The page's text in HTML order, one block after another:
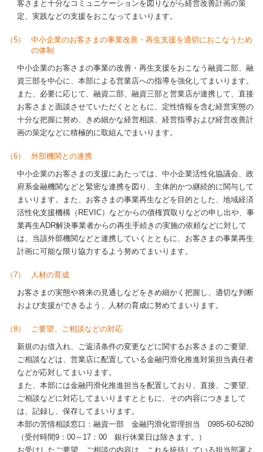
客さまと十分なコミュニケーションを図りながら経営改善計画の策
定、実践などの支援をおこなってまいります。
（5）
中小企業のお客さまの事業改善・再生支援を適切におこなうため
の体制
中小企業のお客さまの事業の改善・再生支援をおこなう融資二部、融
資三部を中心に、本部による営業店への指導を強化してまいります。
また、必要に応じて、融資二部、融資三部と営業店が連携して、直接
お客さまと面談させていただくとともに、定性情報を含む経営実態の
十分な把握に努め、きめ細かな経営相談、経営指導および経営改善計
画の策定などに積極的に取組んでまいります。
（6） 外部機関との連携
中小企業のお客さまの支援にあたっては、中小企業活性化協議会、政
府系金融機関などと緊密な連携を図り、主体的かつ継続的に関与して
まいります。また、お客さまの事業再生などを目的とした、地域経済
活性化支援機構（REVIC）などからの債権買取りなどの申し出や、事
業再生ADR解決事業者からの再生手続きの実施の依頼などに対して
は、当該外部機関などと連携していくとともに、お客さまの事業再生
計画に可能な限り協力するよう努めてまいります。
（7） 人材の育成
お客さまの実態や将来の見通しなどをきめ細かく把握し、適切な判断
および支援ができるよう、人材の育成に努めてまいります。
（8） ご要望、ご相談などの対応
新規のお借入れ、ご返済条件の変更などに関するお客さまのご要望、
ご相談などは、営業店に配置している金融円滑化推進対策担当責任者
などが応対してまいります。
また、本部には金融円滑化推進担当を配置しており、直接、ご要望、
ご相談などに対応してまいりますとともに、その内容につきまして
は、記録し、保存してまいります。
本部の苦情相談窓口：融資一部 金融円滑化管理担当 0985-60-6280
（受付時間9：00～17：00 銀行休業日は除きます。）
お受けしたご要望、ご相談の内容は、これを統括している担当部署よ